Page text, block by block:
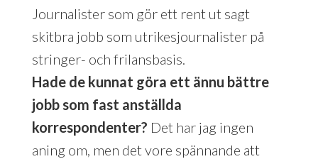
Journalister som gör ett rent ut sagt
skitbra jobb som utrikesjournalister på
stringer- och frilansbasis.
Hade de kunnat göra ett ännu bättre
jobb som fast anställda
korrespondenter? Det har jag ingen
aning om, men det vore spännande att